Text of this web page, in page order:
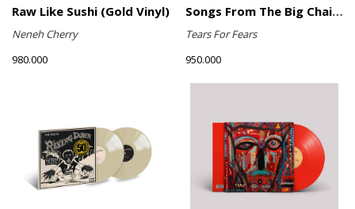
Raw Like Sushi (Gold Vinyl)
Neneh Cherry
980.000
Songs From The Big Chair (Picture Disc)
Tears For Fears
950.000